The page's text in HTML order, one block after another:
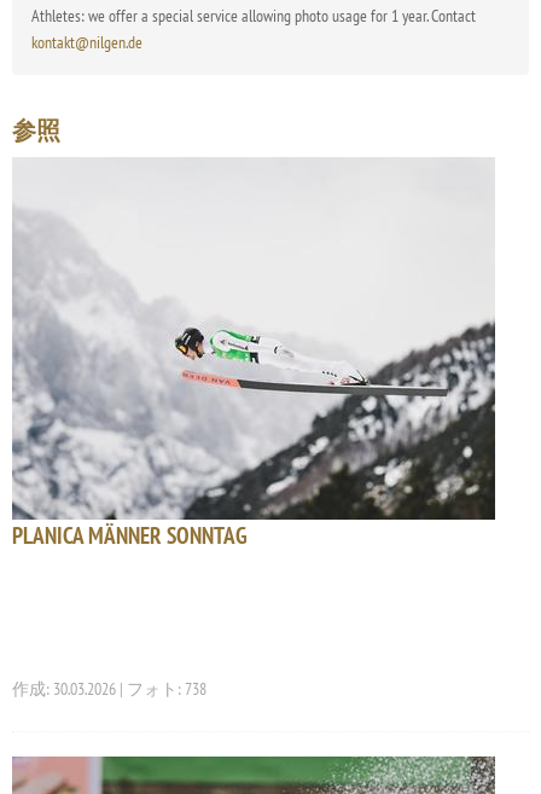
Athletes: we offer a special service allowing photo usage for 1 year. Contact
kontakt@nilgen.de
参照
PLANICA MÄNNER SONNTAG
作成: 30.03.2026 | フォト: 738